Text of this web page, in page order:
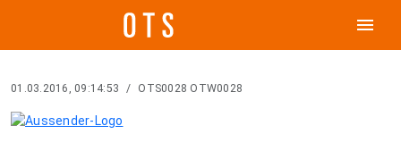
menu
01.03.2016, 09:14:53 / OTS0028 OTW0028